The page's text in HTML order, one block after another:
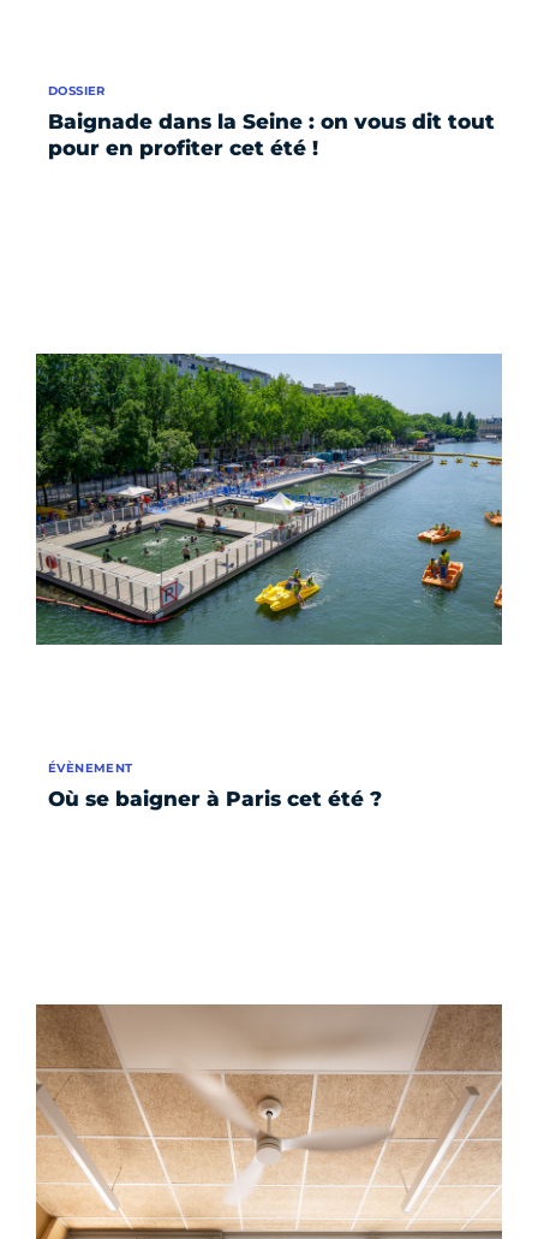
Baignade dans la Seine : on vous dit tout
pour en profiter cet été !
DOSSIER
Où se baigner à Paris cet été ?
ÉVÈNEMENT